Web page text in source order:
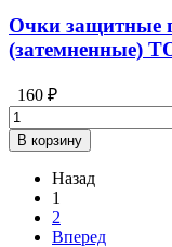
Очки защитные
(затемненные)
160 ₽
В корзину
Назад
1
2
Вперед